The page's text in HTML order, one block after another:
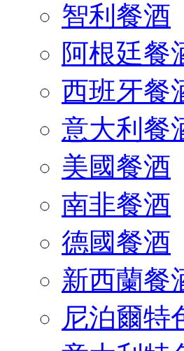
智利餐酒
阿根廷餐
西班牙餐
意大利餐
美國餐酒
南非餐酒
德國餐酒
新西蘭餐
尼泊爾特